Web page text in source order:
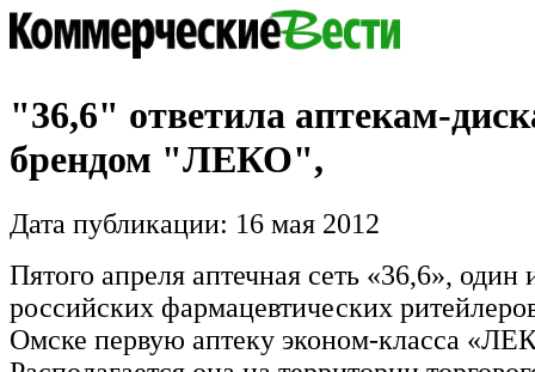
"36,6" ответила аптекам-
брендом "ЛЕКО",
Дата публикации: 16 мая 2012
Пятого апреля аптечная сеть «36,6»,
российских фармацевтических
Омске первую аптеку эконом-класса